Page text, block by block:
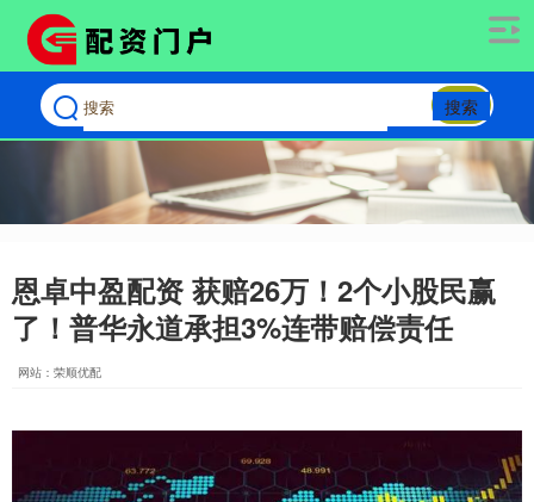
搜索
恩卓中盈配资 获赔26万！2个小股民赢
了！普华永道承担3%连带赔偿责任
网站：荣顺优配